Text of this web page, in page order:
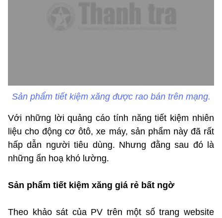
Sản phẩm tiết kiệm xăng được rao bán trên mạng.
Với những lời quảng cáo tính năng tiết kiệm nhiên
liệu cho động cơ ôtô, xe máy, sản phẩm này đã rất
hấp dẫn người tiêu dùng. Nhưng đằng sau đó là
những ẩn hoạ khó lường.
Sản phẩm tiết kiệm xăng giá rẻ bất ngờ
Theo khảo sát của PV trên một số trang website